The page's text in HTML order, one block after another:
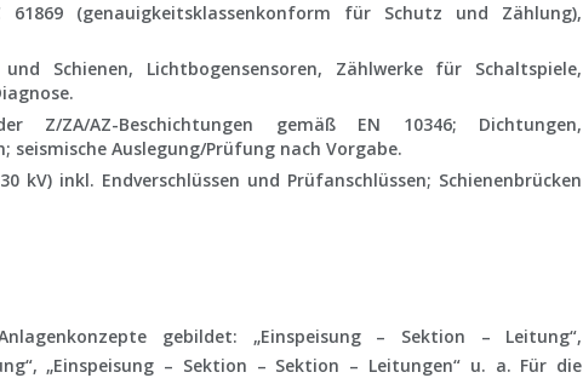
61869 (genauigkeitsklassenkonform für Schutz und Zählung),
Schienen, Lichtbogensensoren, Zählwerke für Schaltspiele,
Z/ZA/AZ-Beschichtungen gemäß EN 10346; Dichtungen,
Auslegung/Prüfung nach Vorgabe.
kV) inkl. Endverschlüssen und Prüfanschlüssen; Schienenbrücken
gebildet: „Einspeisung – Sektion – Leitung“,
„Einspeisung – Sektion – Sektion – Leitungen“ u. a. Für die